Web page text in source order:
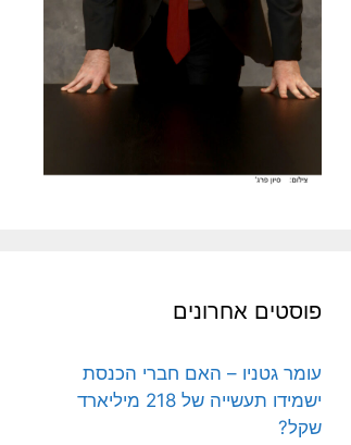
פוסטים אחרונים
עומר גטניו – האם חברי הכנסת
ישמידו תעשייה של 218 מיליארד
שקל?